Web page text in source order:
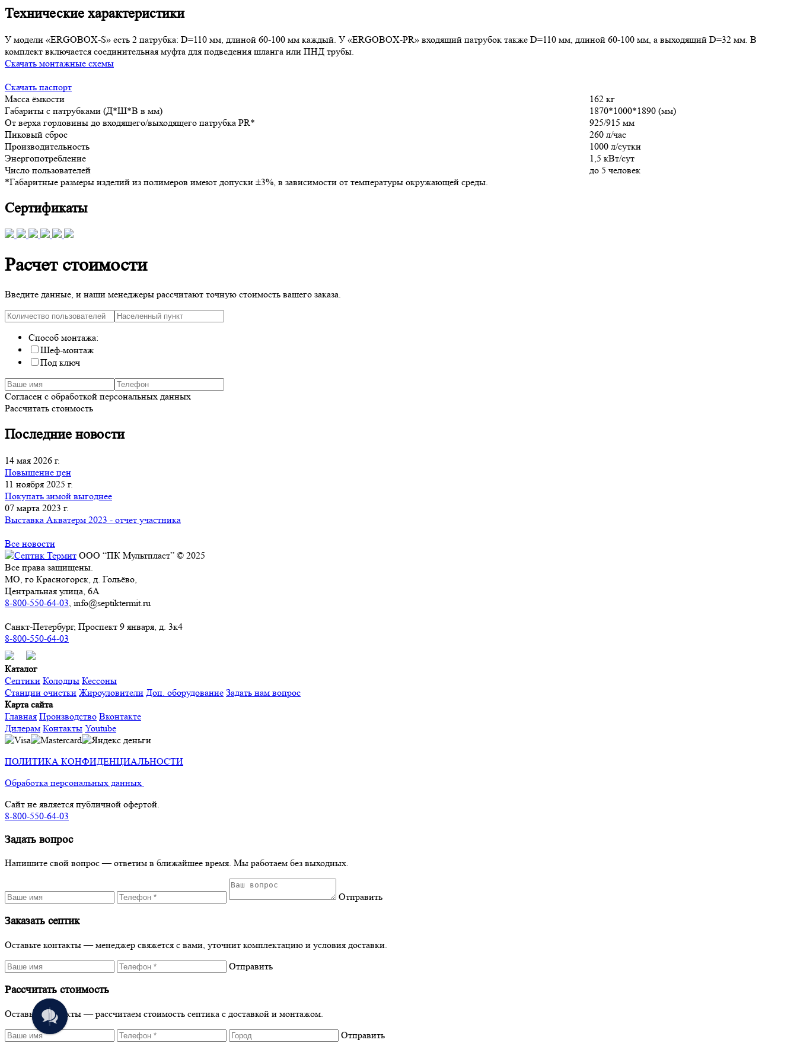
Технические характеристики
У модели «ERGOBOX-S» есть 2 патрубка: D=110 мм, длиной 60-100 мм каждый. У «ERGOBOX-PR» входящий патрубок также D=110 мм, длиной 60-100 мм, а выходящий D=32 мм. В
комплект включается соединительная муфта для подведения шланга или ПНД трубы.
Скачать монтажные схемы
Скачать паспорт
Масса ёмкости
162 кг
Габариты с патрубками (Д*Ш*В в мм)
1870*1000*1890 (мм)
От верха горловины до входящего/выходящего патрубка PR*
925/915 мм
Пиковый сброс
260 л/час
Производительность
1000 л/сутки
Энергопотребление
1,5 кВт/сут
Число пользователей
до 5 человек
*Габаритные размеры изделий из полимеров имеют допуски ±3%, в зависимости от температуры окружающей среды.
Сертификаты
Расчет стоимости
Введите данные, и наши менеджеры рассчитают точную стоимость вашего заказа.
Способ монтажа:
Шеф-монтаж
Под ключ
Согласен с обработкой персональных данных
Рассчитать стоимость
Последние новости
14 мая 2026 г.
Повышение цен
11 ноября 2025 г.
Покупать зимой выгоднее
07 марта 2023 г.
Выставка Акватерм 2023 - отчет участника
Все новости
ООО “ПК Мультпласт” © 2025
Все права защищены.
МО, го Красногорск, д. Гольёво,
Центральная улица, 6А
8-800-550-64-03, info@septiktermit.ru
Санкт-Петербург, Проспект 9 января, д. 3к4
8-800-550-64-03
Каталог
Септики Колодцы Кессоны
Станции очистки Жироуловители Доп. оборудование Задать нам вопрос
Карта сайта
Главная Производство Вконтакте
Дилерам Контакты Youtube
ПОЛИТИКА КОНФИДЕНЦИАЛЬНОСТИ
Обработка персональных данных
Сайт не является публичной офертой.
8-800-550-64-03
Задать вопрос
Напишите свой вопрос — ответим в ближайшее время. Мы работаем без выходных.
Отправить
Заказать септик
Оставьте контакты — менеджер свяжется с вами, уточнит комплектацию и условия доставки.
Отправить
Рассчитать стоимость
Оставьте контакты — рассчитаем стоимость септика с доставкой и монтажом.
Отправить